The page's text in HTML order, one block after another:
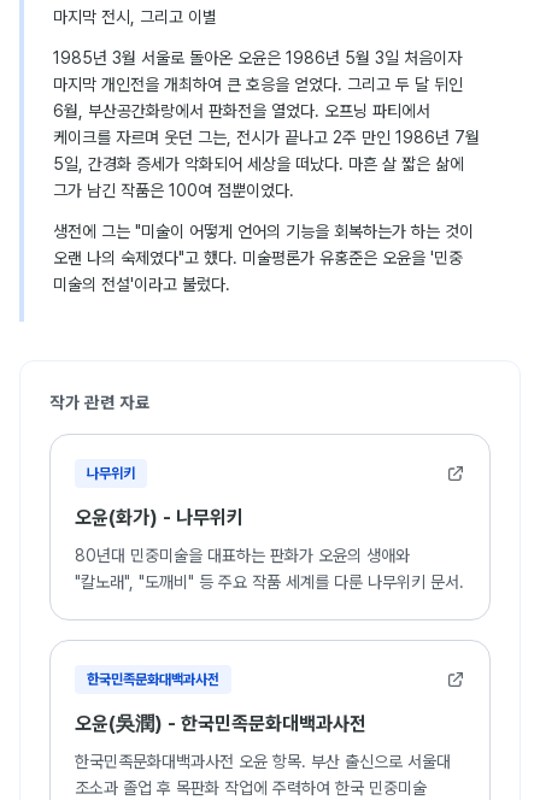
마지막 전시, 그리고 이별
1985년 3월 서울로 돌아온 오윤은 1986년 5월 3일 처음이자
마지막 개인전을 개최하여 큰 호응을 얻었다. 그리고 두 달 뒤인
6월, 부산공간화랑에서 판화전을 열었다. 오프닝 파티에서
케이크를 자르며 웃던 그는, 전시가 끝나고 2주 만인 1986년 7월
5일, 간경화 증세가 악화되어 세상을 떠났다. 마흔 살 짧은 삶에
그가 남긴 작품은 100여 점뿐이었다.
생전에 그는 "미술이 어떻게 언어의 기능을 회복하는가 하는 것이
오랜 나의 숙제였다"고 했다. 미술평론가 유홍준은 오윤을 '민중
미술의 전설'이라고 불렀다.
작가 관련 자료
나무위키
오윤(화가) - 나무위키
80년대 민중미술을 대표하는 판화가 오윤의 생애와
"칼노래", "도깨비" 등 주요 작품 세계를 다룬 나무위키 문서.
한국민족문화대백과사전
오윤(吳潤) - 한국민족문화대백과사전
한국민족문화대백과사전 오윤 항목. 부산 출신으로 서울대
조소과 졸업 후 목판화 작업에 주력하여 한국 민중미술